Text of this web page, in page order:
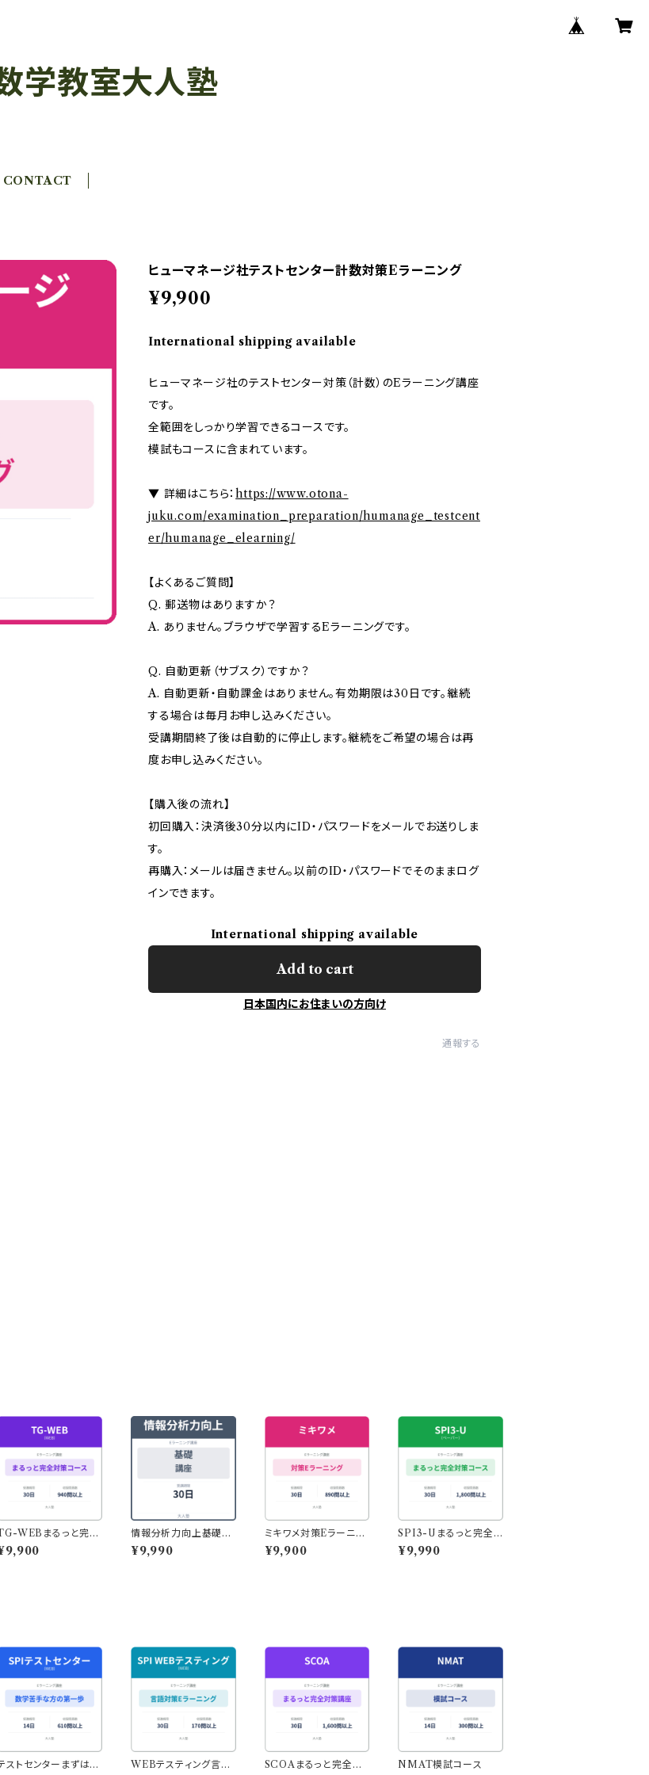
学教室大人塾
CONTACT
ヒューマネージ社テストセンター計数対策Eラーニング
¥9,900
International shipping available
ヒューマネージ社のテストセンター対策（計数）のEラーニング講座
です。
全範囲をしっかり学習できるコースです。
模試もコースに含まれています。
▼ 詳細はこちら：https://www.otona-
juku.com/examination_preparation/humanage_testcent
er/humanage_elearning/
【よくあるご質問】
Q. 郵送物はありますか？
A. ありません。ブラウザで学習するEラーニングです。
Q. 自動更新（サブスク）ですか？
A. 自動更新・自動課金はありません。有効期限は30日です。継続
する場合は毎月お申し込みください。
受講期間終了後は自動的に停止します。継続をご希望の場合は再
度お申し込みください。
【購入後の流れ】
初回購入：決済後30分以内にID・パスワードをメールでお送りしま
す。
再購入：メールは届きません。以前のID・パスワードでそのままログ
インできます。
International shipping available
Add to cart
日本国内にお住まいの方向け
通報する
WEBまるっと完全
策コース（旧型計数
新型表の読み取り）
情報分析力向上基礎講
座｜375問収録・スマホ
でも学習◎
¥9,990
ミキワメ対策Eラーニン
グ
¥9,900
SPI3-Uまるっと完全
対策コース｜1844問収
録・スマホでも学習◎
¥9,990
ストセンターまずはこ
WEBテスティング言語
SCOAまるっと完全対
NMAT模試コース